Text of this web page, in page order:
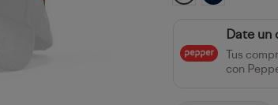
Date un
Tus
con